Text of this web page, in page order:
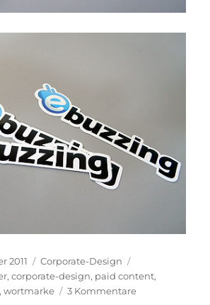
2011 Kategorien
Corporate-Design
,corporate-design, paid content,
,wortmarke 3 Kommentarezu